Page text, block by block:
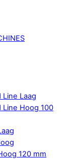
Line Laag
Line Hoog 100
120 mm